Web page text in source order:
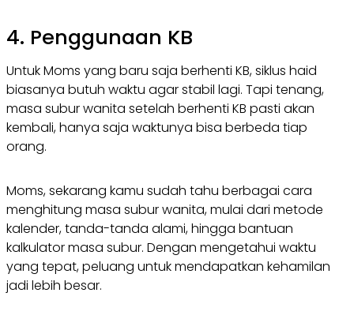
4. Penggunaan KB
Untuk Moms yang baru saja berhenti KB, siklus haid
biasanya butuh waktu agar stabil lagi. Tapi tenang,
masa subur wanita setelah berhenti KB pasti akan
kembali, hanya saja waktunya bisa berbeda tiap
orang.
Moms, sekarang kamu sudah tahu berbagai cara
menghitung masa subur wanita, mulai dari metode
kalender, tanda-tanda alami, hingga bantuan
kalkulator masa subur. Dengan mengetahui waktu
yang tepat, peluang untuk mendapatkan kehamilan
jadi lebih besar.